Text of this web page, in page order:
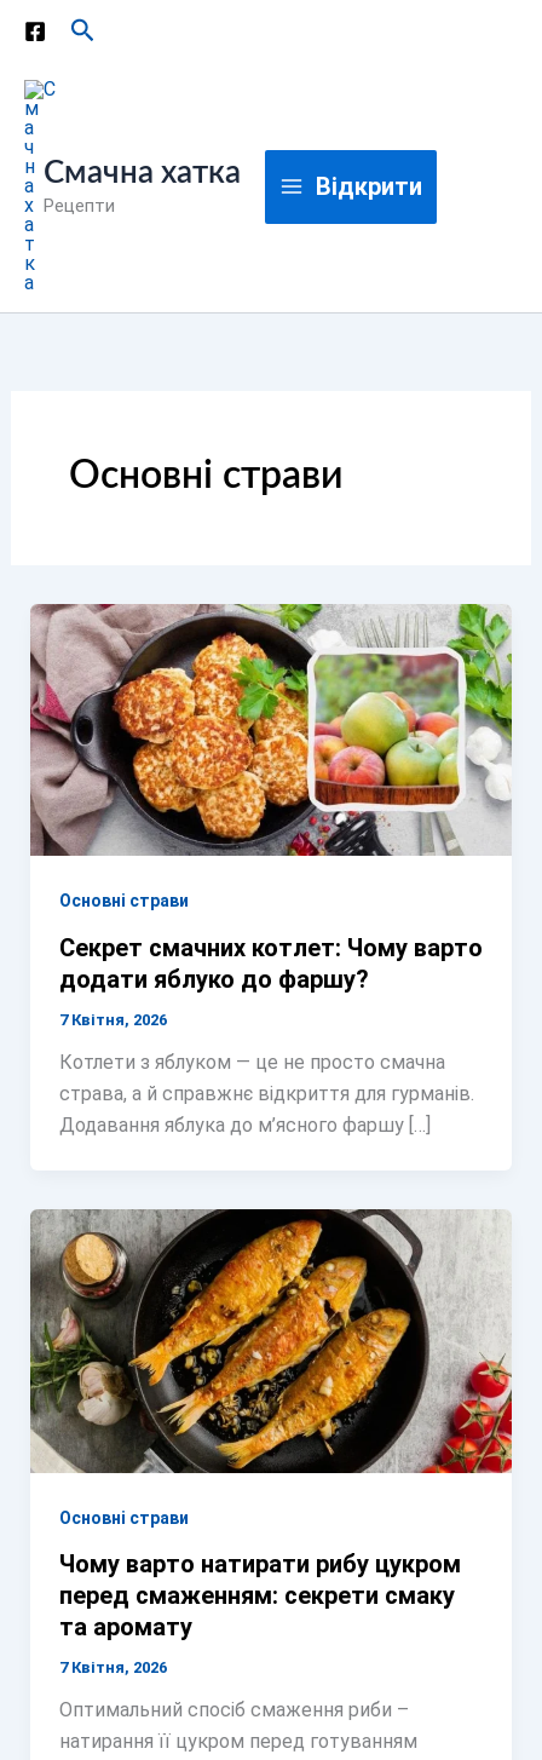
Перейти
вмісту
Пошук
Смачна хатка
Рецепти
Відкрити
Основні страви
Основні страви
Секрет смачних котлет: Чому варто
додати яблуко до фаршу?
7 Квітня, 2026
Котлети з яблуком — це не просто смачна
страва, а й справжнє відкриття для гурманів.
Додавання яблука до м’ясного фаршу […]
Основні страви
Чому варто натирати рибу цукром
перед смаженням: секрети смаку
та аромату
7 Квітня, 2026
Оптимальний спосіб смаження риби –
натирання її цукром перед готуванням